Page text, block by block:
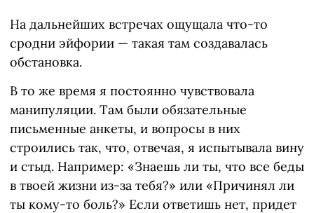
На дальнейших встречах ощущала что-то
сродни эйфории — такая там создавалась
обстановка.
В то же время я постоянно чувствовала
манипуляции. Там были обязательные
письменные анкеты, и вопросы в них
строились так, что, отвечая, я испытывала вину
и стыд. Например: «Знаешь ли ты, что все беды
в твоей жизни из-за тебя?» или «Причинял ли
ты кому-то боль?» Если ответишь нет, придет